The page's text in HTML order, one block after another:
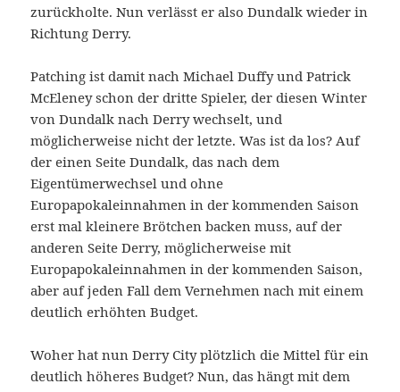
zurückholte. Nun verlässt er also Dundalk wieder in
Richtung Derry.
Patching ist damit nach Michael Duffy und Patrick
McEleney schon der dritte Spieler, der diesen Winter
von Dundalk nach Derry wechselt, und
möglicherweise nicht der letzte. Was ist da los? Auf
der einen Seite Dundalk, das nach dem
Eigentümerwechsel und ohne
Europapokaleinnahmen in der kommenden Saison
erst mal kleinere Brötchen backen muss, auf der
anderen Seite Derry, möglicherweise mit
Europapokaleinnahmen in der kommenden Saison,
aber auf jeden Fall dem Vernehmen nach mit einem
deutlich erhöhten Budget.
Woher hat nun Derry City plötzlich die Mittel für ein
deutlich höheres Budget? Nun, das hängt mit dem